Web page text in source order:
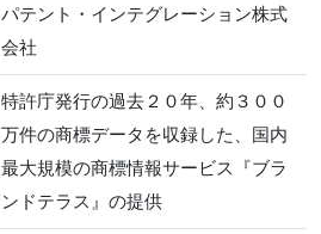
パテント・インテグレーション株式
会社
特許庁発行の過去２０年、約３００
万件の商標データを収録した、国内
最大規模の商標情報サービス『ブラ
ンドテラス』の提供